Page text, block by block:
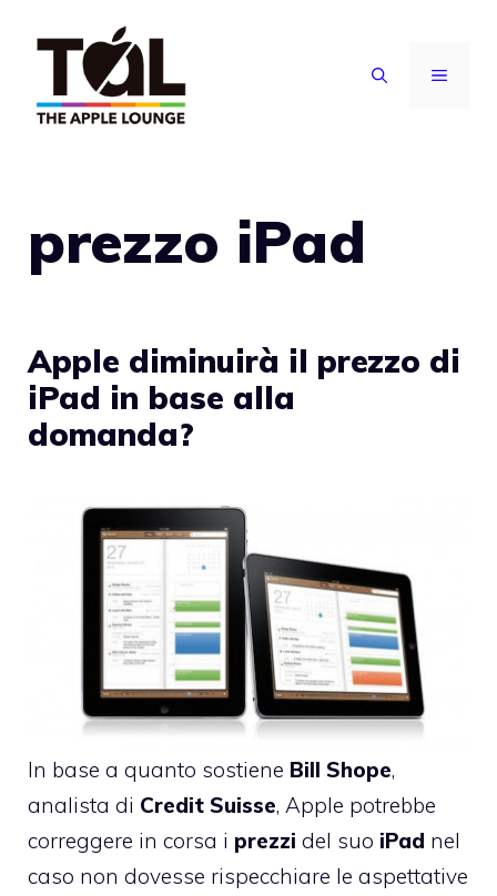
contenuto
MENU
prezzo iPad
Apple diminuirà il prezzo di
iPad in base alla
domanda?
In base a quanto sostiene Bill Shope,
analista di Credit Suisse, Apple potrebbe
correggere in corsa i prezzi del suo iPad nel
caso non dovesse rispecchiare le aspettative